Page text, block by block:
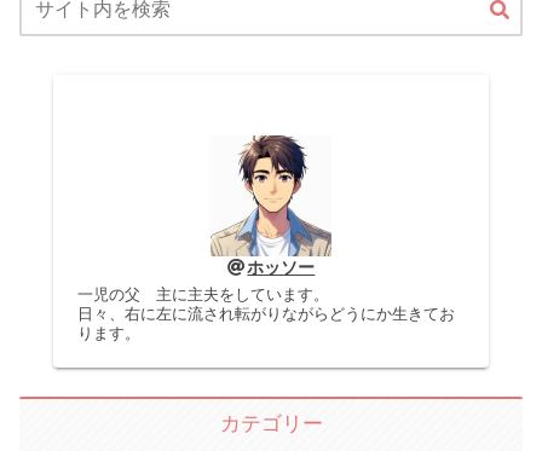
ホッソー
一児の父 主に主夫をしています。
日々、右に左に流され転がりながらどうにか生きてお
ります。
カテゴリー